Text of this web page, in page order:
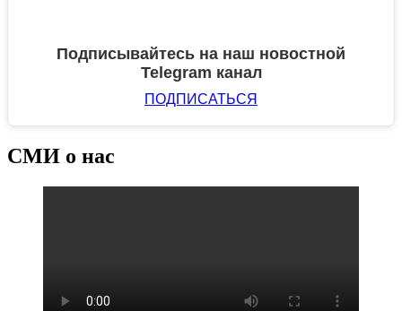
Подписывайтесь на наш новостной
Telegram канал
ПОДПИСАТЬСЯ
СМИ о нас